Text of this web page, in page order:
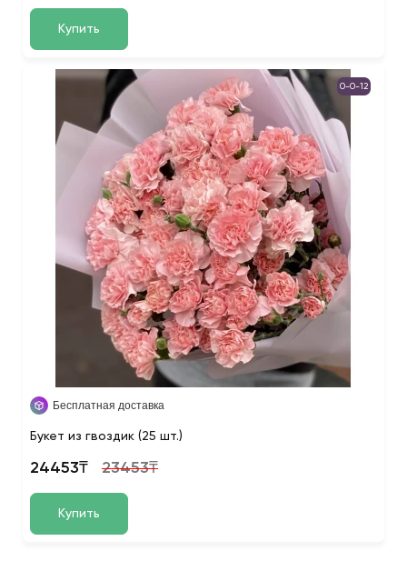
Купить
0-0-12
Бесплатная доставка
Букет из гвоздик (25 шт.)
24453₸ 23453₸
Купить